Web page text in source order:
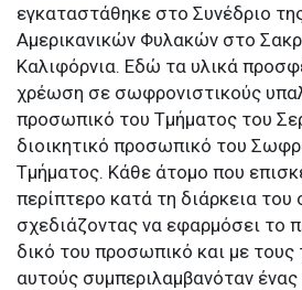
εγκαταστάθηκε στο Συνέδριο
Αμερικανικών Φυλακών στο
Καλιφόρνια. Εδώ τα υλικά
χρέωση σε σωφρονιστικούς
προσωπικό του Τμήματος του
διοικητικό προσωπικό του
Τμήματος. Κάθε άτομο που
περίπτερο κατά τη διάρκεια του
σχεδιάζοντας να εφαρμόσει το
δικό του προσωπικό και με τους
αυτούς συμπεριλαμβανόταν